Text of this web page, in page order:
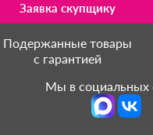
Заявка скупщику
Подержанные товары
с гарантией
Мы в социальных